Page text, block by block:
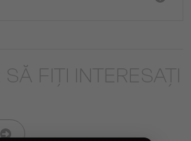
FIȚI INTERESAȚI